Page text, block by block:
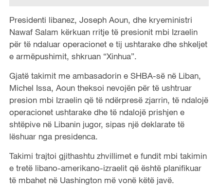
Presidenti libanez, Joseph Aoun, dhe kryeministri
Nawaf Salam kërkuan rritje të presionit mbi Izraelin
për të ndaluar operacionet e tij ushtarake dhe shkeljet
e armëpushimit, shkruan “Xinhua”.
Gjatë takimit me ambasadorin e SHBA-së në Liban,
Michel Issa, Aoun theksoi nevojën për të ushtruar
presion mbi Izraelin që të ndërpresë zjarrin, të ndalojë
operacionet ushtarake dhe të ndalojë prishjen e
shtëpive në Libanin jugor, sipas një deklarate të
lëshuar nga presidenca.
Takimi trajtoi gjithashtu zhvillimet e fundit mbi takimin
e tretë libano-amerikano-izraelit që është planifikuar
të mbahet në Uashington më vonë këtë javë.